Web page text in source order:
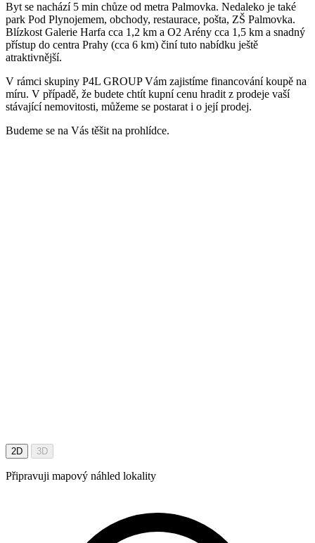
Byt se nachází 5 min chůze od metra Palmovka. Nedaleko je také
park Pod Plynojemem, obchody, restaurace, pošta, ZŠ Palmovka.
Blízkost Galerie Harfa cca 1,2 km a O2 Arény cca 1,5 km a snadný
přístup do centra Prahy (cca 6 km) činí tuto nabídku ještě
atraktivnější.
V rámci skupiny P4L GROUP Vám zajistíme financování koupě na
míru. V případě, že budete chtít kupní cenu hradit z prodeje vaší
stávající nemovitosti, můžeme se postarat i o její prodej.
Budeme se na Vás těšit na prohlídce.
2D 3D
Připravuji mapový náhled lokality